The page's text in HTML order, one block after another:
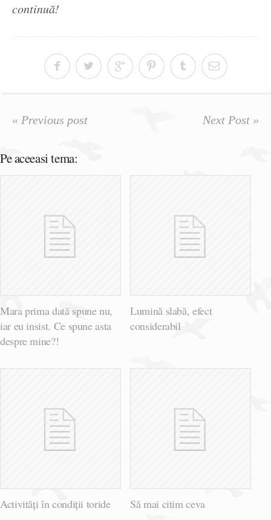
continuă!
« Previous post Next Post »
Pe aceeasi tema:
Mara prima dată spune nu,
iar eu insist. Ce spune asta
despre mine?!
Lumină slabă, efect
considerabil
Activități în condiții toride Să mai citim ceva